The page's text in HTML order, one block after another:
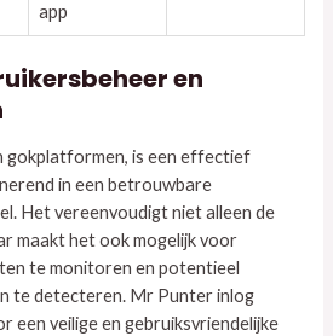
app
en
gokplatformen, is een effectief
in een betrouwbare
Het vereenvoudigt niet alleen de
maakt het ook mogelijk voor
te monitoren en potentieel
te detecteren. Mr Punter inlog
een veilige en gebruiksvriendelijke